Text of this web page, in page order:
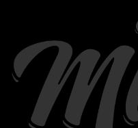
contenu